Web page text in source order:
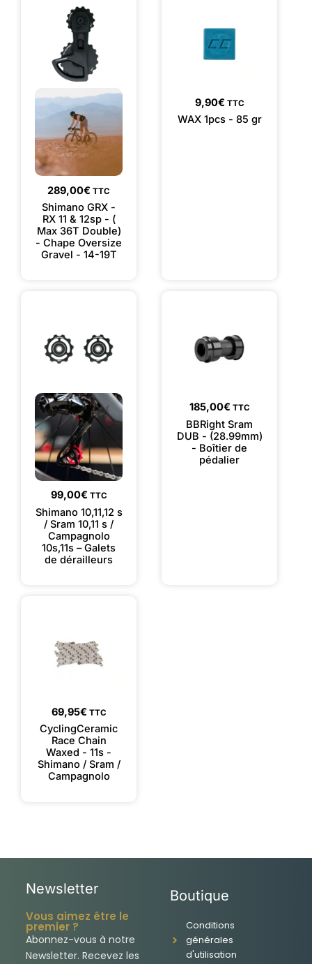
289,00€ TTC
Shimano GRX -
RX 11 & 12sp - (
Max 36T Double)
- Chape Oversize
Gravel - 14-19T
9,90€ TTC
WAX 1pcs - 85 gr
99,00€ TTC
Shimano 10,11,12 s
/ Sram 10,11 s /
Campagnolo
10s,11s – Galets
de dérailleurs
185,00€ TTC
BBRight Sram
DUB - (28.99mm)
- Boîtier de
pédalier
69,95€ TTC
CyclingCeramic
Race Chain
Waxed - 11s -
Shimano / Sram /
Campagnolo
Newsletter
Vous aimez être le
premier ?
Abonnez-vous à notre
Newsletter. Recevez les
Boutique
Conditions
générales
d'utilisation